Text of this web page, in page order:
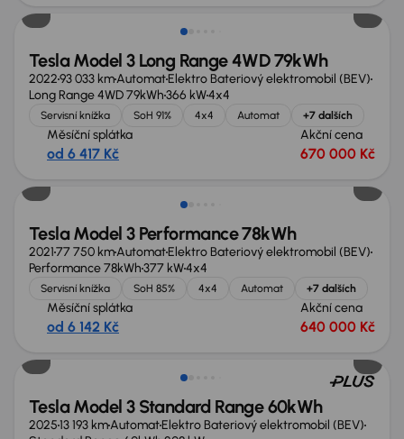
Tesla Model 3 Long Range 4WD 79kWh
202293 033 kmAutomatElektro Bateriový elektromobil (BEV)
Long Range 4WD 79kWh366 kW4x4
Servisní knížka SoH 91% 4x4 Automat +7 dalších
Měsíční splátka
od 6 417 Kč
Akční cena
670 000 Kč
Zlevněno o 10 000 Kč
Tesla Model 3 Performance 78kWh
202177 750 kmAutomatElektro Bateriový elektromobil (BEV)
Performance 78kWh377 kW4x4
Servisní knížka SoH 85% 4x4 Automat +7 dalších
Měsíční splátka
od 6 142 Kč
Akční cena
640 000 Kč
Tesla Model 3 Standard Range 60kWh
202513 193 kmAutomatElektro Bateriový elektromobil (BEV)